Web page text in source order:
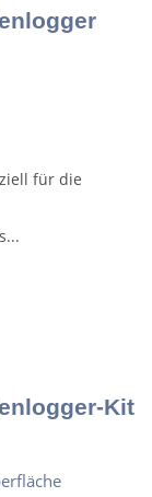
für die
Kit